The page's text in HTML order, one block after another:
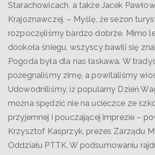
Starachowicach, a także Jacek
Krajoznawczej. – Myślę, że sezon
rozpoczęliśmy bardzo dobrze. Mimo
dookoła śniegu, wszyscy bawili się
Pogoda była dla nas łaskawa. W
pożegnaliśmy zimę, a powitaliśmy
Udowodniliśmy, iż popularny Dzień
można spędzić nie na ucieczce ze
przyjemnej i pouczającej imprezie –
Krzysztof Kasprzyk, prezes Zarządu
Oddziału PTTK. W podsumowaniu